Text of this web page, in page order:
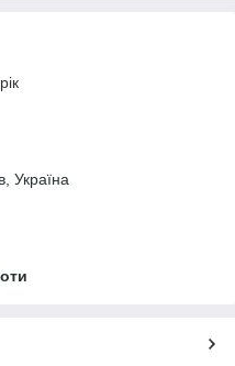
ефективність роботи
ДЛЯ ХОТ-ДОГІВ
Україна